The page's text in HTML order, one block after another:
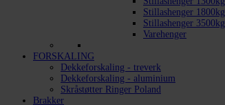
Stillashenger 1800kg
Stillashenger 3500kg
Varehenger
FORSKALING
Dekkeforskaling - treverk
Dekkeforskaling - aluminium
Skråstøtter Ringer Poland
Brakker